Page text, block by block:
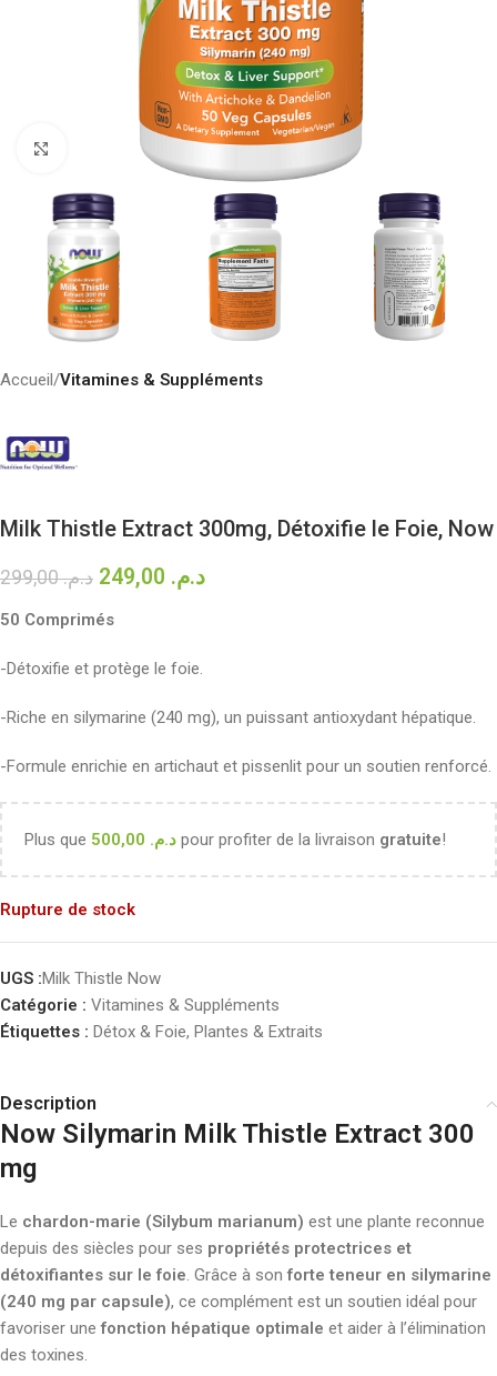
Click to enlarge
Accueil Vitamines & Suppléments
Milk Thistle Extract 300mg, Détoxifie le Foie, Now
د.م.299,00 د.م.
50 Comprimés
-Détoxifie et protège le foie.
-Riche en silymarine (240 mg), un puissant antioxydant hépatique.
-Formule enrichie en artichaut et pissenlit pour un soutien renforcé.
Plus que د.م. pour profiter de la livraison gratuite!
Rupture de stock
UGS :Milk Thistle Now
Catégorie : Vitamines & Suppléments
Étiquettes : Détox & Foie, Plantes & Extraits
Description
Now Silymarin Milk Thistle Extract 300
mg
Le chardon-marie (Silybum marianum) est une plante reconnue
depuis des siècles pour ses propriétés protectrices et
détoxifiantes sur le foie. Grâce à sonforte teneur en silymarine
(240 mg par capsule), ce complément est un soutien idéal pour
favoriser unefonction hépatique optimale et aider à l’élimination
des toxines.